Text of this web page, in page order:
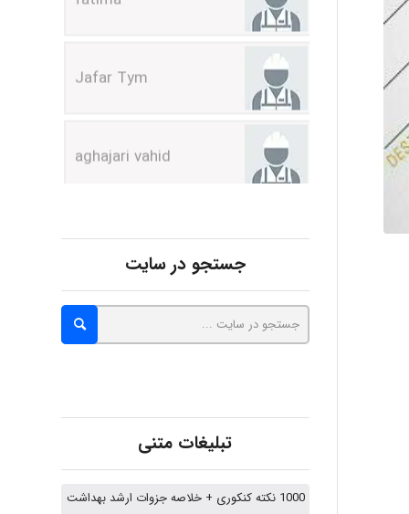
Alirez0990
hosein abdolvand
Kati
emami
جستجو در سایت
تبلیغات متنی
1000 نکته کنکوری + خلاصه جزوات ارشد بهداشت